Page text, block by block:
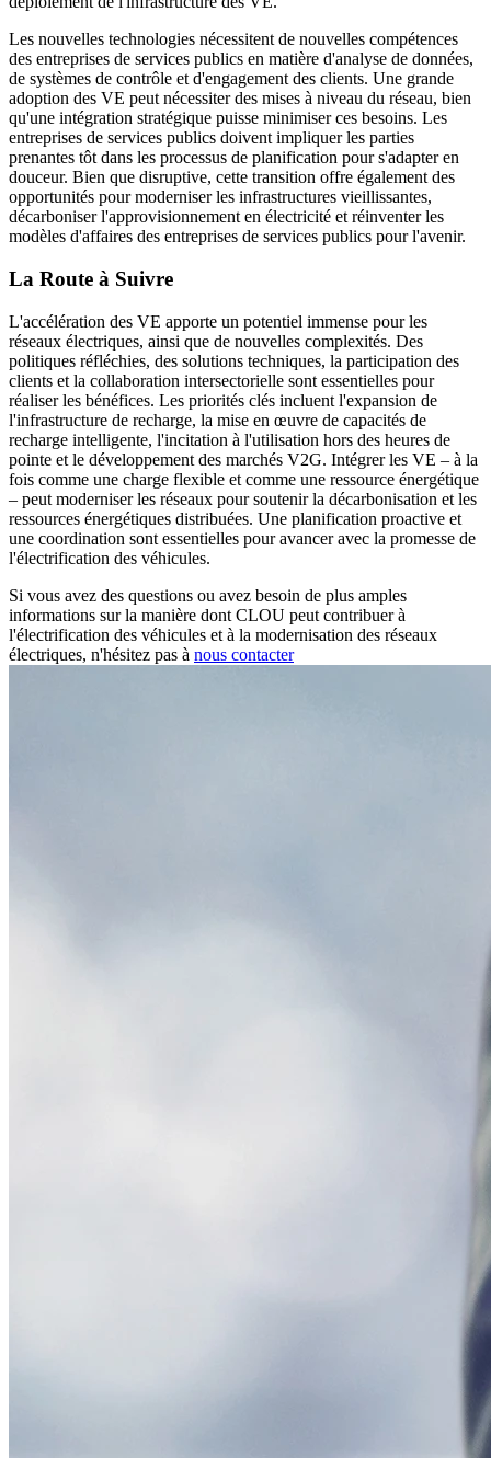
Les nouvelles technologies nécessitent de nouvelles compétences
des entreprises de services publics en matière d'analyse de données,
de systèmes de contrôle et d'engagement des clients. Une grande
adoption des VE peut nécessiter des mises à niveau du réseau, bien
qu'une intégration stratégique puisse minimiser ces besoins. Les
entreprises de services publics doivent impliquer les parties
prenantes tôt dans les processus de planification pour s'adapter en
douceur. Bien que disruptive, cette transition offre également des
opportunités pour moderniser les infrastructures vieillissantes,
décarboniser l'approvisionnement en électricité et réinventer les
modèles d'affaires des entreprises de services publics pour l'avenir.
La Route à Suivre
L'accélération des VE apporte un potentiel immense pour les
réseaux électriques, ainsi que de nouvelles complexités. Des
politiques réfléchies, des solutions techniques, la participation des
clients et la collaboration intersectorielle sont essentielles pour
réaliser les bénéfices. Les priorités clés incluent l'expansion de
l'infrastructure de recharge, la mise en œuvre de capacités de
recharge intelligente, l'incitation à l'utilisation hors des heures de
pointe et le développement des marchés V2G. Intégrer les VE – à la
fois comme une charge flexible et comme une ressource énergétique
– peut moderniser les réseaux pour soutenir la décarbonisation et les
ressources énergétiques distribuées. Une planification proactive et
une coordination sont essentielles pour avancer avec la promesse de
l'électrification des véhicules.
Si vous avez des questions ou avez besoin de plus amples
informations sur la manière dont CLOU peut contribuer à
l'électrification des véhicules et à la modernisation des réseaux
électriques, n'hésitez pas à nous contacter